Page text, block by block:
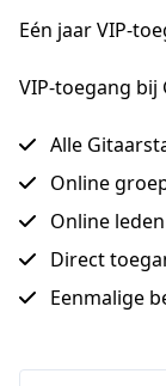
Eén jaar VIP-
VIP-toegang
Alle
Online
Online
Direct
Eenmalige